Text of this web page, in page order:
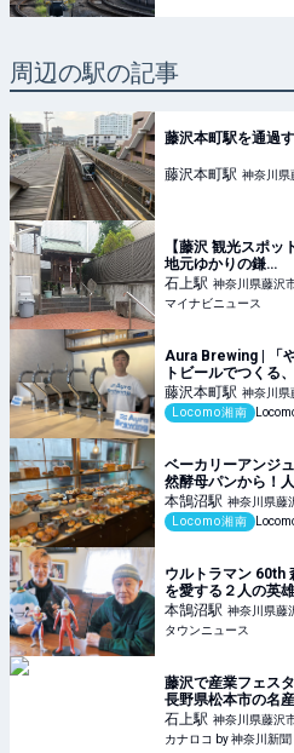
周辺の駅の記事
藤沢本町駅を通過
藤沢本町駅 神奈川県
【藤沢 観光スポ
地元ゆかりの鎌…
石上駅 神奈川県藤沢
マイナビニュース
Aura Brewing | 「
トビールでつくる
メディア Locomo
藤沢本町駅 神奈川県
Locomo湘南
ベーカリーアンジ
然酵母パンから！
の地域メディア
本鵠沼駅 神奈川県藤
Locomo湘南
ウルトラマン 60th
を愛する２人の英
ウンニュース
本鵠沼駅 神奈川県藤
タウンニュース
藤沢で産業フェス
長野県松本市の名
石上駅 神奈川県藤沢
カナロコ by 神奈川新聞